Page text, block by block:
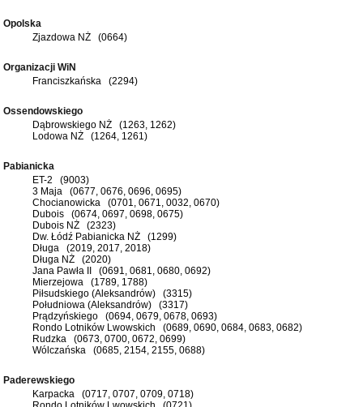
Opolska
Zjazdowa NŻ (0664)
Organizacji WiN
Franciszkańska (2294)
Ossendowskiego
Dąbrowskiego NŻ (1263, 1262)
Lodowa NŻ (1264, 1261)
Pabianicka
ET-2 (9003)
3 Maja (0677, 0676, 0696, 0695)
Chocianowicka (0701, 0671, 0032, 0670)
Dubois (0674, 0697, 0698, 0675)
Dubois NŻ (2323)
Dw. Łódź Pabianicka NŻ (1299)
Długa (2019, 2017, 2018)
Długa NŻ (2020)
Jana Pawła II (0691, 0681, 0680, 0692)
Mierzejowa (1789, 1788)
Piłsudskiego (Aleksandrów) (3315)
Południowa (Aleksandrów) (3317)
Prądzyńskiego (0694, 0679, 0678, 0693)
Rondo Lotników Lwowskich (0689, 0690, 0684, 0683, 0682)
Rudzka (0673, 0700, 0672, 0699)
Wólczańska (0685, 2154, 2155, 0688)
Paderewskiego
Karpacka (0717, 0707, 0709, 0718)